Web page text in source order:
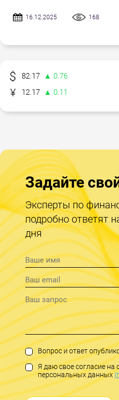
16.12.2025 168
82.17 ▲ 0.76
12.17
▲ 0.11
Задайте
Эксперты по
подробно ответят
дня
Вопрос и ответ
Я даю свое согласие на
персональных данных